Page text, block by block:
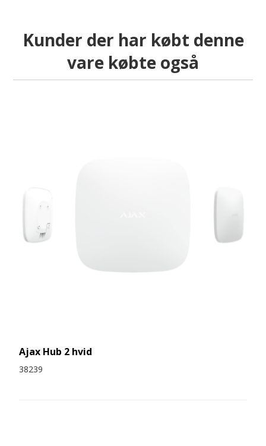
Kunder der har købt denne
vare købte også
Ajax Hub 2 hvid
38239